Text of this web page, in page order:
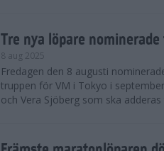
Tre nya löpare nominerade
8 aug 2025
Fredagen den 8 augusti
truppen för VM i Tokyo i
och Vera Sjöberg som ska